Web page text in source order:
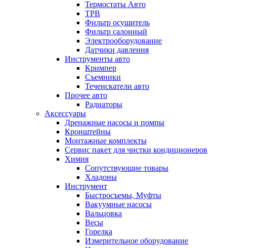
Термостаты Авто
ТРВ
Фильтр осушитель
Фильтр салонный
Электрооборудование
Датчики давления
Инструменты авто
Кримпер
Съемники
Течеискатели авто
Прочее авто
Радиаторы
Аксессуары
Дренажные насосы и помпы
Кронштейны
Монтажные комплекты
Сервис пакет для чистки кондиционеров
Химия
Сопутствующие товары
Хладоны
Инструмент
Быстросъемы, Муфты
Вакуумные насосы
Вальцовка
Весы
Горелка
Измерительное оборудование